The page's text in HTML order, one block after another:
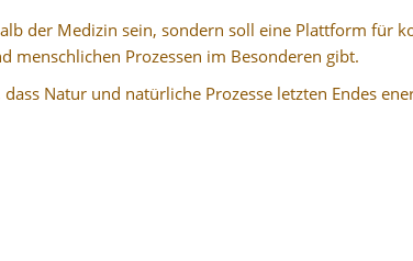
der Medizin sein, sondern soll eine Plattform für
menschlichen Prozessen im Besonderen gibt.
Natur und natürliche Prozesse letzten Endes